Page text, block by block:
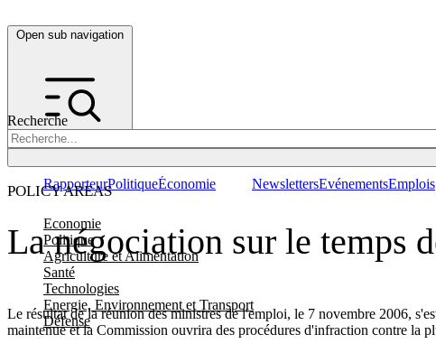
Open sub navigation
Recherche
POLICY AREAS
Economie
Politique
Agriculture et Alimentation
Santé
Technologies
Energie, Environnement et Transport
Défense
RapporteurPolitiqueÉconomie NewslettersEvénementsEmplois
La négociation sur le temps
Le résultat de la réunion des ministres de l'emploi, le 7 novembre 2006,
maintenue et la Commission ouvrira des procédures d'infraction contre la